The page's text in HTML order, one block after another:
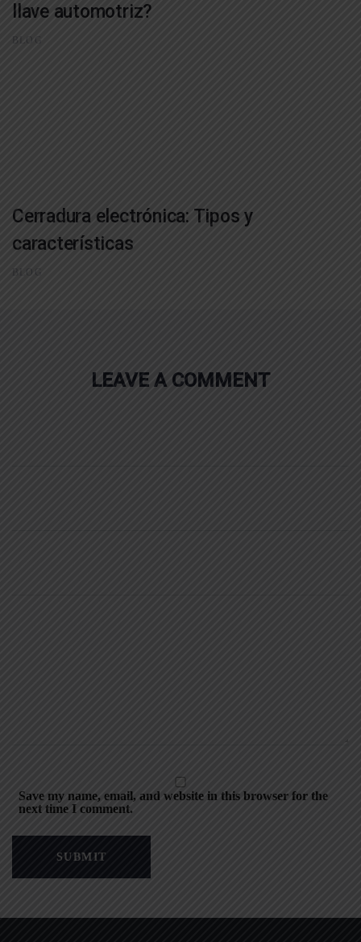
llave automotriz?
BLOG
Cerradura electrónica: Tipos y
características
BLOG
LEAVE A COMMENT
Save my name, email, and website in this browser for the
next time I comment.